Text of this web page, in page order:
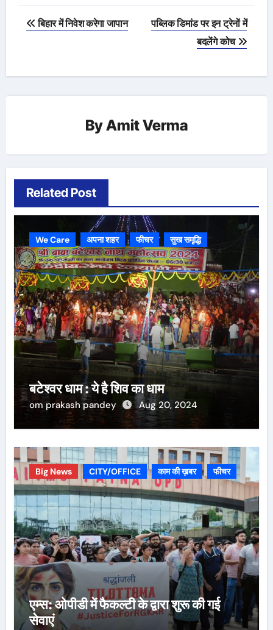
Post
बिहार में निवेश करेगा जापान
पब्लिक डिमांड पर इन ट्रेनों में
बदलेंगे कोच
ByAmit Verma
Related Post
We Care अपना शहर फीचर सुख समृद्धि
बटेश्वर धाम : ये है शिव का धाम
om prakash pandey Aug 20, 2024
Big News CITY/OFFICE काम की ख़बर फीचर
एम्स: ओपीडी में फैकल्टी के द्वारा शुरू की गई
सेवाएं